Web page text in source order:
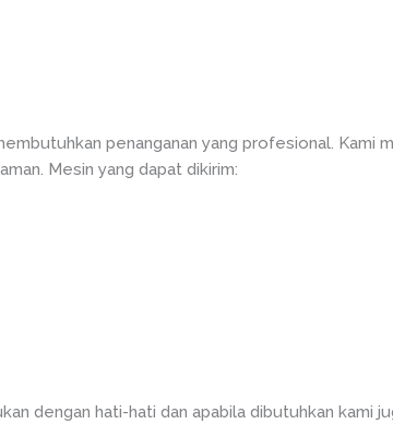
penanganan yang profesional. Kami
Mesin yang dapat dikirim:
dengan hati-hati dan apabila dibutuhkan kami